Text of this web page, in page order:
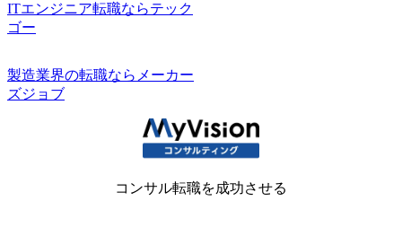
ITエンジニア転職ならテック
ゴー
製造業界の転職ならメーカー
ズジョブ
コンサル転職を成功させる